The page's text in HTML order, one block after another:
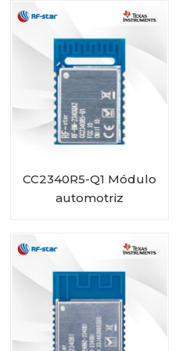
CC2340R5-Q1 Módulo
automotriz
BM-2340QB1